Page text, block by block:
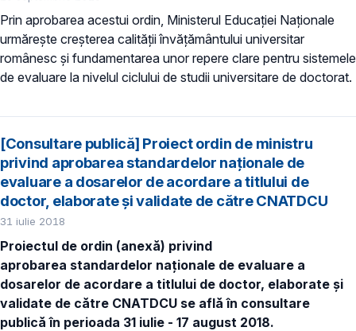
Prin aprobarea acestui ordin, Ministerul Educației Naționale
urmărește creșterea calității învățământului universitar
românesc și fundamentarea unor repere clare pentru sistemele
de evaluare la nivelul ciclului de studii universitare de doctorat.
[Consultare publică] Proiect ordin de ministru
privind aprobarea standardelor naționale de
evaluare a dosarelor de acordare a titlului de
doctor, elaborate și validate de către CNATDCU
31 iulie 2018
Proiectul de ordin (anexă) privind
aprobarea standardelor naționale de evaluare a
dosarelor de acordare a titlului de doctor, elaborate și
validate de către CNATDCU se află în consultare
publică în perioada 31 iulie - 17 august 2018.